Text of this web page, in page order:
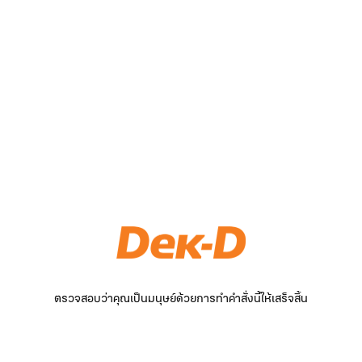
ตรวจสอบว่าคุณเป็นมนุษย์ด้วยการทำคำสั่งนี้ให้เสร็จสิ้น